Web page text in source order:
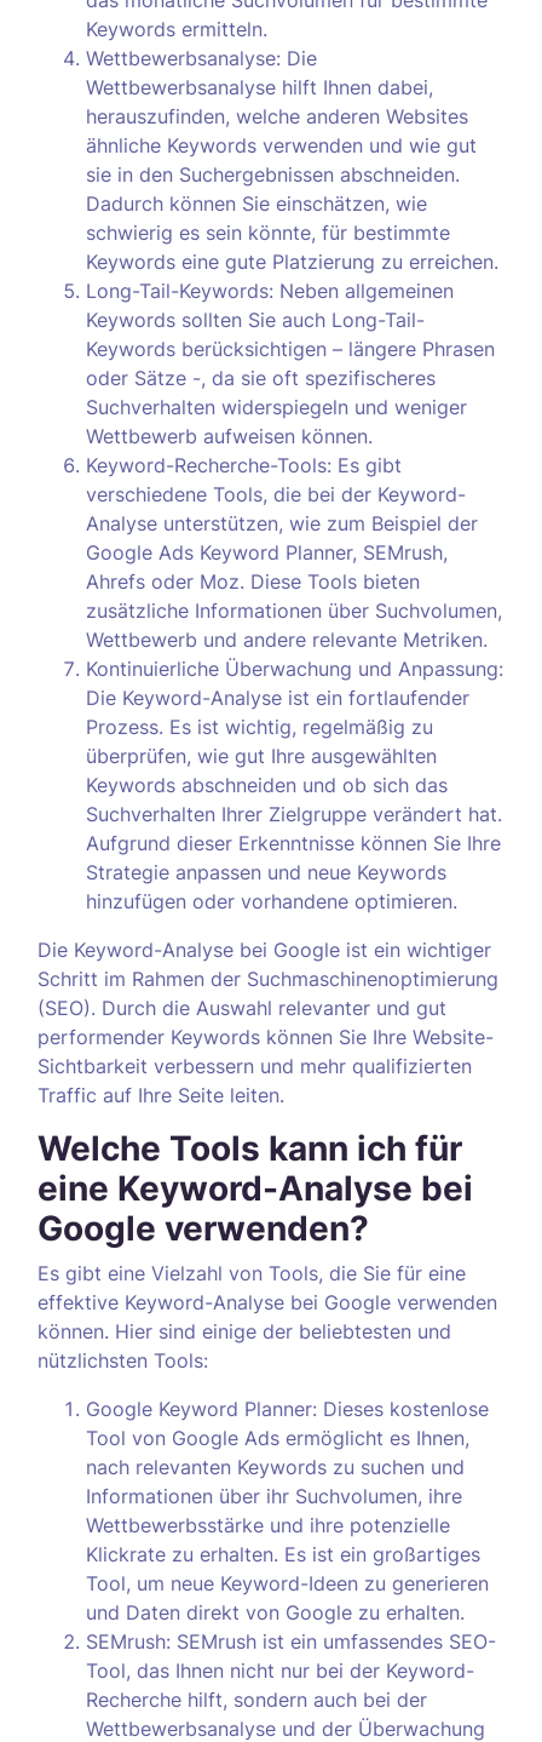
Keywords ermitteln.
Wettbewerbsanalyse: Die
Wettbewerbsanalyse hilft Ihnen dabei,
herauszufinden, welche anderen Websites
ähnliche Keywords verwenden und wie gut
sie in den Suchergebnissen abschneiden.
Dadurch können Sie einschätzen, wie
schwierig es sein könnte, für bestimmte
Keywords eine gute Platzierung zu erreichen.
Long-Tail-Keywords: Neben allgemeinen
Keywords sollten Sie auch Long-Tail-
Keywords berücksichtigen – längere Phrasen
oder Sätze -, da sie oft spezifischeres
Suchverhalten widerspiegeln und weniger
Wettbewerb aufweisen können.
Keyword-Recherche-Tools: Es gibt
verschiedene Tools, die bei der Keyword-
Analyse unterstützen, wie zum Beispiel der
Google Ads Keyword Planner, SEMrush,
Ahrefs oder Moz. Diese Tools bieten
zusätzliche Informationen über Suchvolumen,
Wettbewerb und andere relevante Metriken.
Kontinuierliche Überwachung und Anpassung:
Die Keyword-Analyse ist ein fortlaufender
Prozess. Es ist wichtig, regelmäßig zu
überprüfen, wie gut Ihre ausgewählten
Keywords abschneiden und ob sich das
Suchverhalten Ihrer Zielgruppe verändert hat.
Aufgrund dieser Erkenntnisse können Sie Ihre
Strategie anpassen und neue Keywords
hinzufügen oder vorhandene optimieren.
Die Keyword-Analyse bei Google ist ein wichtiger
Schritt im Rahmen der Suchmaschinenoptimierung
(SEO). Durch die Auswahl relevanter und gut
performender Keywords können Sie Ihre Website-
Sichtbarkeit verbessern und mehr qualifizierten
Traffic auf Ihre Seite leiten.
Welche Tools kann ich für
eine Keyword-Analyse bei
Google verwenden?
Es gibt eine Vielzahl von Tools, die Sie für eine
effektive Keyword-Analyse bei Google verwenden
können. Hier sind einige der beliebtesten und
nützlichsten Tools:
Google Keyword Planner: Dieses kostenlose
Tool von Google Ads ermöglicht es Ihnen,
nach relevanten Keywords zu suchen und
Informationen über ihr Suchvolumen, ihre
Wettbewerbsstärke und ihre potenzielle
Klickrate zu erhalten. Es ist ein großartiges
Tool, um neue Keyword-Ideen zu generieren
und Daten direkt von Google zu erhalten.
SEMrush: SEMrush ist ein umfassendes SEO-
Tool, das Ihnen nicht nur bei der Keyword-
Recherche hilft, sondern auch bei der
Wettbewerbsanalyse und der Überwachung